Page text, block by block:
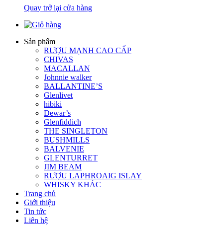
Quay trở lại cửa hàng
Sản phẩm
RƯỢU MẠNH CAO CẤP
CHIVAS
MACALLAN
Johnnie walker
BALLANTINE’S
Glenlivet
hibiki
Dewar’s
Glenfiddich
THE SINGLETON
BUSHMILLS
BALVENIE
GLENTURRET
JIM BEAM
RƯỢU LAPHROAIG ISLAY
WHISKY KHÁC
Trang chủ
Giới thiệu
Tin tức
Liên hệ